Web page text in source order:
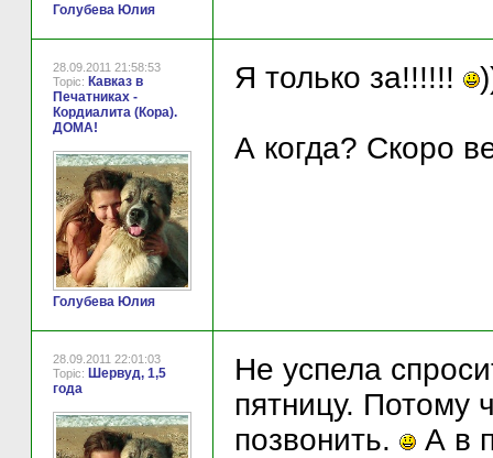
Голубева Юлия
28.09.2011 21:58:53
Topic: Кавказ в
Печатниках -
Кордиалита (Кора).
ДОМА!
Голубева Юлия
Я только за!!!!!!
А когда? Скоро
28.09.2011 22:01:03
Topic: Шервуд, 1,5
года
Не успела
пятницу. Потому
позвонить.
А в